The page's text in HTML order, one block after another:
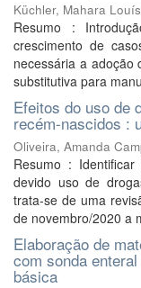
Küchler, Mahara
Resumo :
crescimento de
necessária a adoção
substitutiva para
Efeitos do uso de
recém-nascidos :
Oliveira, Amanda
Resumo :
devido uso de
trata-se de uma
de novembro/2020 a
Elaboração de
com sonda
básica